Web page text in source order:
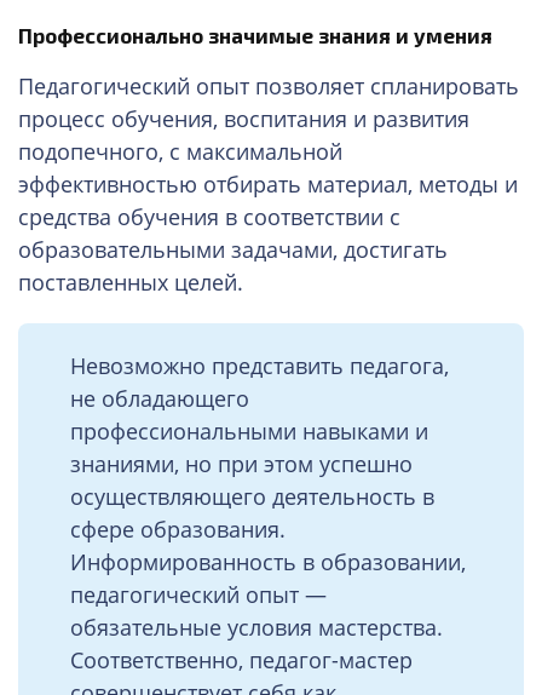
Профессионально значимые знания и умения
Педагогический опыт позволяет спланировать
процесс обучения, воспитания и развития
подопечного, с максимальной
эффективностью отбирать материал, методы и
средства обучения в соответствии с
образовательными задачами, достигать
поставленных целей.
Невозможно представить педагога,
не обладающего
профессиональными навыками и
знаниями, но при этом успешно
осуществляющего деятельность в
сфере образования.
Информированность в образовании,
педагогический опыт —
обязательные условия мастерства.
Соответственно, педагог-мастер